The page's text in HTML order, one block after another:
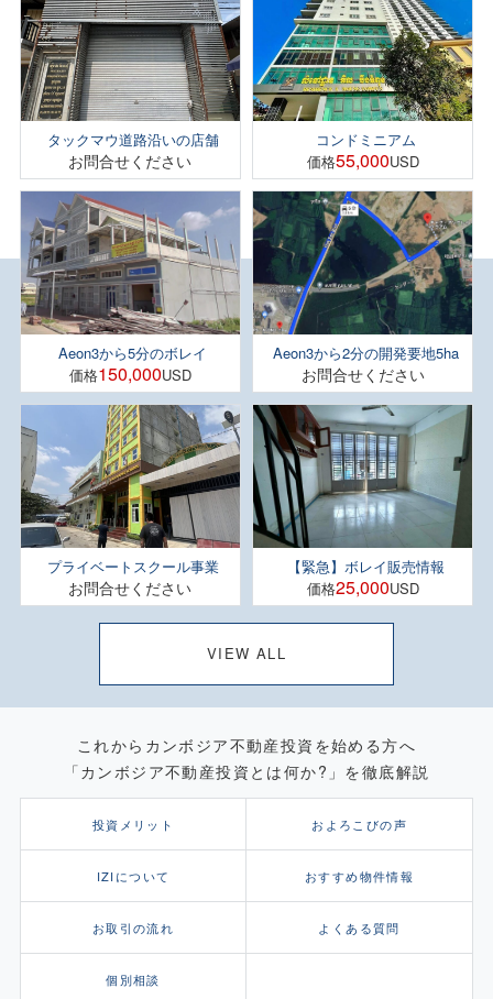
タックマウ道路沿いの店舗
お問合せください
コンドミニアム
価格55,000USD
Aeon3から5分のボレイ
価格150,000USD
Aeon3から2分の開発要地5ha
お問合せください
プライベートスクール事業
お問合せください
【緊急】ボレイ販売情報
価格25,000USD
VIEW ALL
これからカンボジア不動産投資を始める方へ
「カンボジア不動産投資とは何か?」を徹底解説
投資メリット およろこびの声
IZIについて おすすめ物件情報
お取引の流れ よくある質問
個別相談